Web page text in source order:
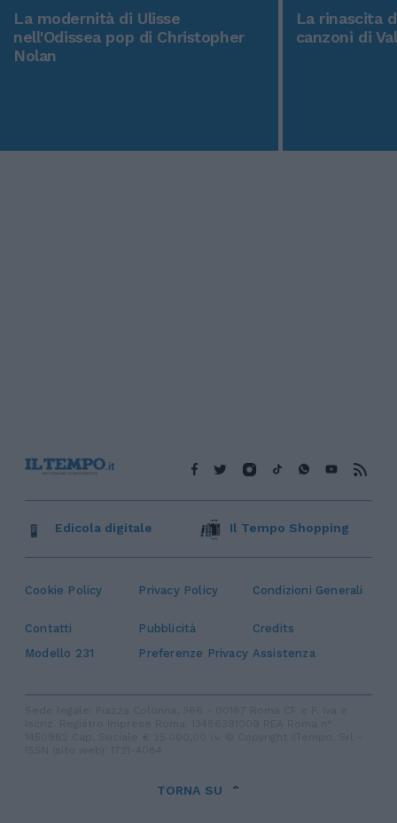
La modernità di Ulisse
nell'Odissea pop di Christopher
Nolan
La rinascita
canzoni di
Cookie Policy Privacy Policy Condizioni Generali
Contatti Pubblicità
Credits
Modello 231
Preferenze Privacy Assistenza
Edicola digitale Il Tempo Shopping
TORNA SU